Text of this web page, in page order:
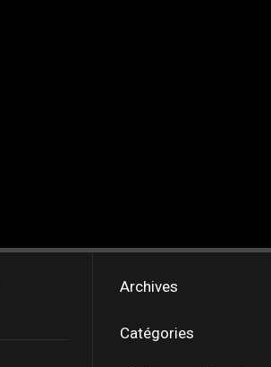
Archives
Catégories